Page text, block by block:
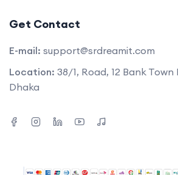
Get Contact
E-mail: support@srdreamit.com
Location: 38/1, Road, 12 Bank Town
Dhaka